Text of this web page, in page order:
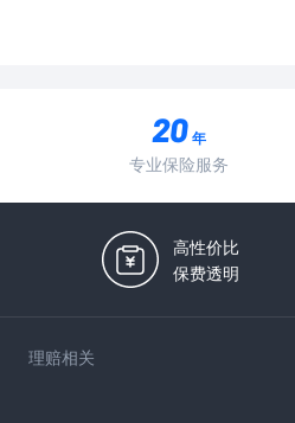
年
专业保险服务
高性价比
保费透明
理赔相关